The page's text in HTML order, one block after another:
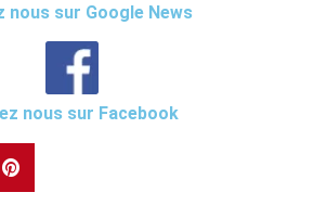
nous sur Google News
nous sur Facebook